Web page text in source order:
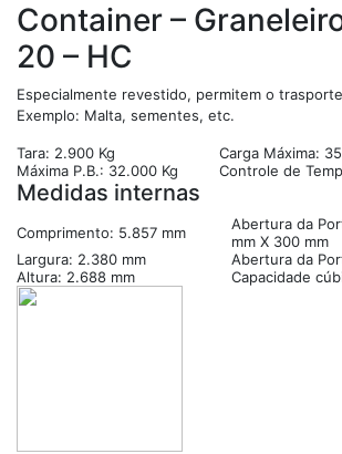
Container –
20 – HC
Especialmente revestido, permitem o
Exemplo: Malta, sementes, etc.
Tara: 2.900 Kg
Carga Máxima:
Máxima P.B.: 32.000 Kg
Controle de
Medidas internas
Comprimento: 5.857 mm
Abertura da
mm X 300 mm
Largura: 2.380 mm
Abertura da
Altura: 2.688 mm
Capacidade